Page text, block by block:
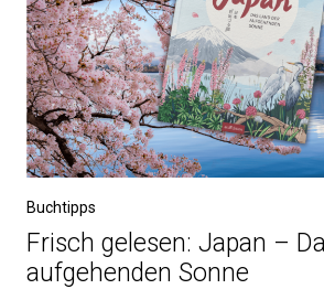
Buchtipps
Frisch gelesen: Japan –
aufgehenden Sonne